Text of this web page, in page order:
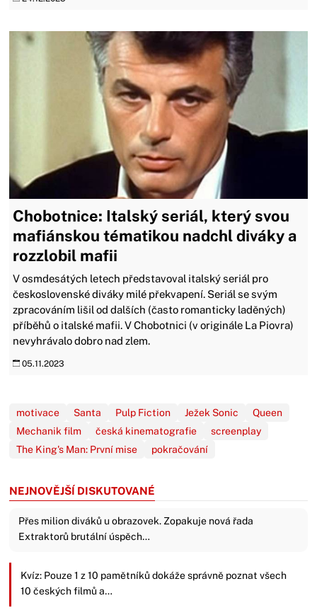
Chobotnice: Italský seriál, který svou
mafiánskou tématikou nadchl diváky a
rozzlobil mafii
V osmdesátých letech představoval italský seriál pro
československé diváky milé překvapení. Seriál se svým
zpracováním lišil od dalších (často romanticky laděných)
příběhů o italské mafii. V Chobotnici (v originále La Piovra)
nevyhrávalo dobro nad zlem.
05.11.2023
motivace Santa Pulp Fiction Ježek Sonic
Queen
Mechanik film
česká kinematografie
screenplay
The King's Man: První mise
pokračování
NEJNOVĚJŠÍ DISKUTOVANÉ
Přes milion diváků u obrazovek. Zopakuje nová řada
Extraktorů brutální úspěch…
Kvíz: Pouze 1 z 10 pamětníků dokáže správně poznat všech
10 českých filmů a…